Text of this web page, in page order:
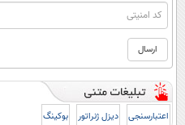
اعتبارسنجی دیزل ژنراتور بوکینگ